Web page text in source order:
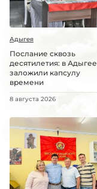
Адыгея
Послание сквозь
десятилетия: в Адыгее
заложили капсулу
времени
8 августа 2026